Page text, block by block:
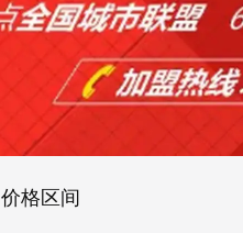
价格区间